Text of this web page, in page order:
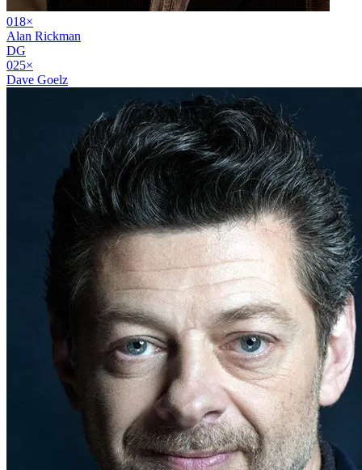
018×
Alan Rickman
DG
025×
Dave Goelz